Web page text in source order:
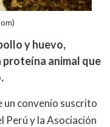
y huevo,
proteína animal que
un convenio suscrito
y la Asociación